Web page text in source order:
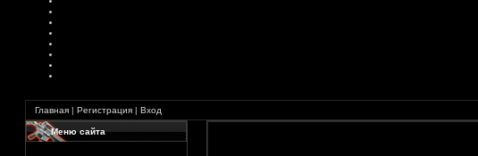
Главная | Регистрация | Вход
Меню сайта